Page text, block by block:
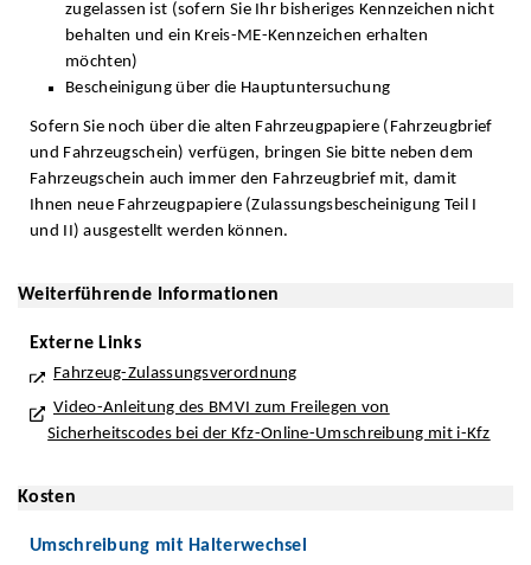
zugelassen ist (sofern Sie Ihr bisheriges Kennzeichen nicht
behalten und ein Kreis-ME-Kennzeichen erhalten
möchten)
Bescheinigung über die Hauptuntersuchung
Sofern Sie noch über die alten Fahrzeugpapiere (Fahrzeugbrief
und Fahrzeugschein) verfügen, bringen Sie bitte neben dem
Fahrzeugschein auch immer den Fahrzeugbrief mit, damit
Ihnen neue Fahrzeugpapiere (Zulassungsbescheinigung Teil I
und II) ausgestellt werden können.
Weiterführende Informationen
Externe Links
Fahrzeug-Zulassungsverordnung
Video-Anleitung des BMVI zum Freilegen von
Sicherheitscodes bei der Kfz-Online-Umschreibung mit i-Kfz
Kosten
Umschreibung mit Halterwechsel